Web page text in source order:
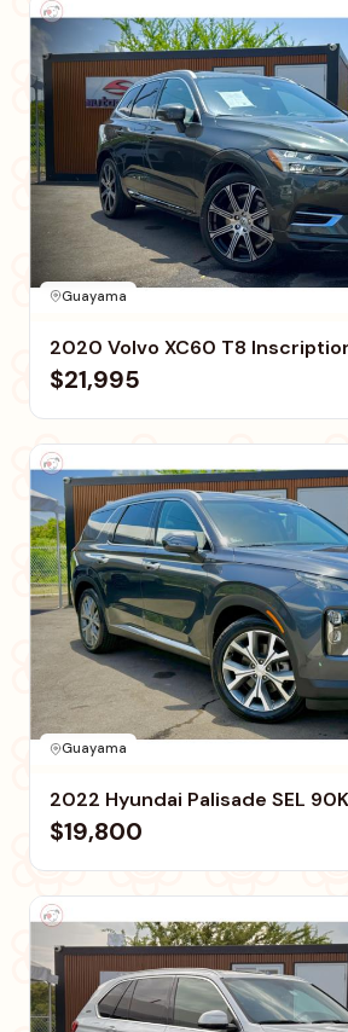
Guayama
2020 Volvo XC60 T8
$21,995
Guayama
2022 Hyundai Palisade SEL
$19,800